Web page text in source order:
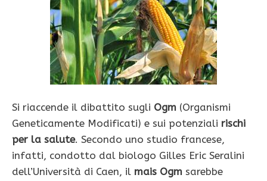
Si riaccende il dibattito sugli Ogm (Organismi
Geneticamente Modificati) e sui potenziali rischi
per la salute. Secondo uno studio francese,
infatti, condotto dal biologo Gilles Eric Seralini
dell’Università di Caen, il mais Ogm sarebbe